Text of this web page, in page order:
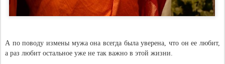
А по поводу измены мужа она всегда была уверена, что он ее любит,
а раз любит остальное уже не так важно в этой жизни.